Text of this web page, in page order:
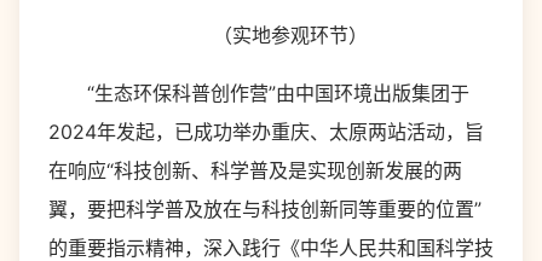
（实地参观环节）
“生态环保科普创作营”由中国环境出版集团于
2024年发起，已成功举办重庆、太原两站活动，旨
在响应“科技创新、科学普及是实现创新发展的两
翼，要把科学普及放在与科技创新同等重要的位置”
的重要指示精神，深入践行《中华人民共和国科学技